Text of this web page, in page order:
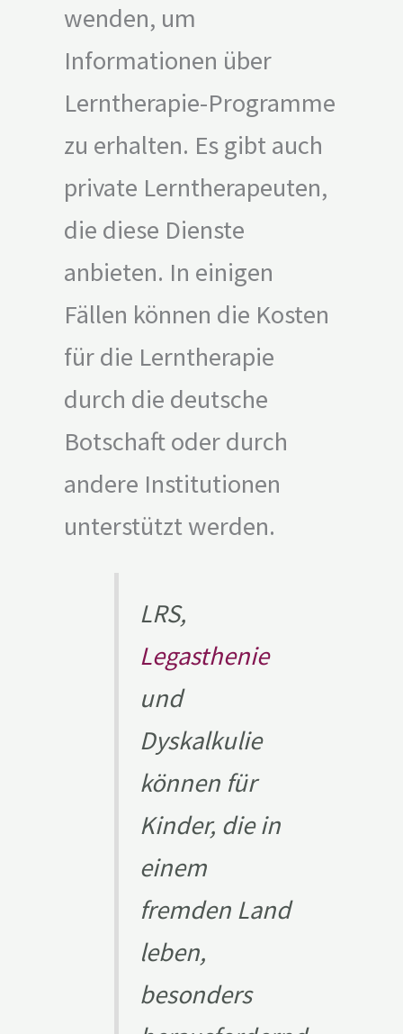
wenden, um
Informationen über
Lerntherapie-Programme
zu erhalten. Es gibt auch
private Lerntherapeuten,
die diese Dienste
anbieten. In einigen
Fällen können die Kosten
für die Lerntherapie
durch die deutsche
Botschaft oder durch
andere Institutionen
unterstützt werden.
LRS,
Legasthenie
und
Dyskalkulie
können für
Kinder, die in
einem
fremden Land
leben,
besonders